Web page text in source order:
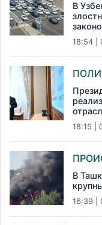
В
18:54 |
18:15 |
В
16:39 |